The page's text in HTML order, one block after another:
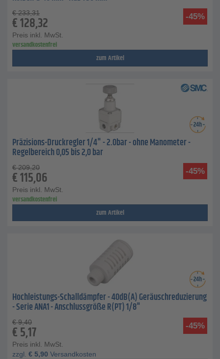
-45%
€ 233,31
€128,32
Preis inkl. MwSt.
versandkostenfrei
zum Artikel
Präzisions-Druckregler 1/4" - 2.0bar - ohne Manometer -
Regelbereich 0,05 bis 2,0 bar
-45%
€ 209,20
€115,06
Preis inkl. MwSt.
versandkostenfrei
zum Artikel
Hochleistungs-Schalldämpfer - 40dB(A) Geräuschreduzierung
- Serie ANA1 - Anschlussgröße R(PT) 1/8"
-45%
€ 9,40
€5,17
Preis inkl. MwSt.
zzgl. € 5,90 Versandkosten